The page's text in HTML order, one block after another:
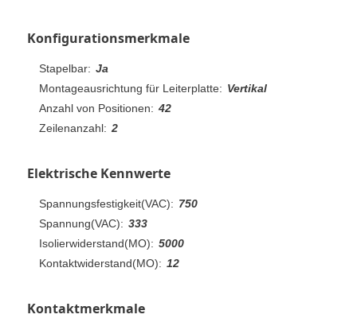
Konfigurationsmerkmale
Stapelbar: Ja
Montageausrichtung für Leiterplatte: Vertikal
Anzahl von Positionen: 42
Zeilenanzahl: 2
Elektrische Kennwerte
Spannungsfestigkeit(VAC): 750
Spannung(VAC): 333
Isolierwiderstand(MO): 5000
Kontaktwiderstand(MO): 12
Kontaktmerkmale